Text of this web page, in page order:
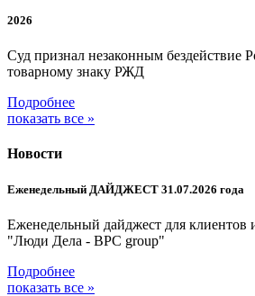
2026
Суд признал незаконным бездействие
товарному знаку РЖД
Подробнее
показать все »
Новости
Еженедельный ДАЙДЖЕСТ 31.07.2026 года
Еженедельный дайджест для клиентов
"Люди Дела - BPC group"
Подробнее
показать все »